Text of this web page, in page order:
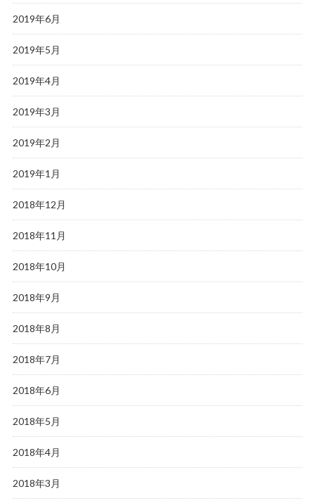
2019年6月
2019年5月
2019年4月
2019年3月
2019年2月
2019年1月
2018年12月
2018年11月
2018年10月
2018年9月
2018年8月
2018年7月
2018年6月
2018年5月
2018年4月
2018年3月